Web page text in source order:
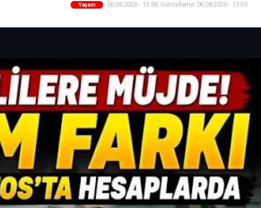
Yaşam 06.08.2026 - 13:38, Güncelleme: 06.08.2026 - 13:39